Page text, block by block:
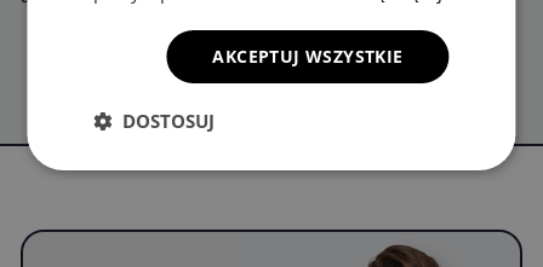
AKCEPTUJ WSZYSTKIE
DOSTOSUJ